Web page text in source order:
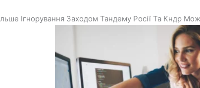
Ігнорування Заходом Тандему Росії Та Кндр